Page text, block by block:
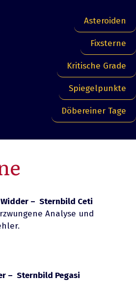
Asteroiden
Fixsterne
Kritische Grade
Spiegelpunkte
Döbereiner Tage
Widder – Sternbild Ceti
Analyse und
– Sternbild Pegasi